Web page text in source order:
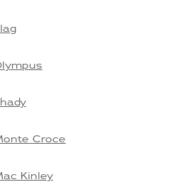
Croce
Kinley